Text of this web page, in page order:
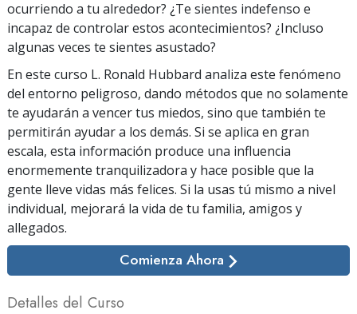
ocurriendo a tu alrededor? ¿Te sientes indefenso e
incapaz de controlar estos acontecimientos? ¿Incluso
algunas veces te sientes asustado?
En este curso L. Ronald Hubbard analiza este fenómeno
del entorno peligroso, dando métodos que no solamente
te ayudarán a vencer tus miedos, sino que también te
permitirán ayudar a los demás. Si se aplica en gran
escala, esta información produce una influencia
enormemente tranquilizadora y hace posible que la
gente lleve vidas más felices. Si la usas tú mismo a nivel
individual, mejorará la vida de tu familia, amigos y
allegados.
Comienza Ahora
Detalles del Curso